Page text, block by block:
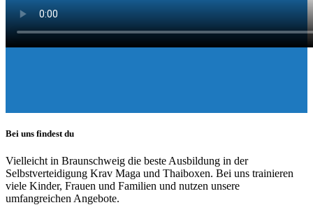
Bei uns findest du
Vielleicht in Braunschweig die beste Ausbildung in der
Selbstverteidigung Krav Maga und Thaiboxen. Bei uns trainieren
viele Kinder, Frauen und Familien und nutzen unsere
umfangreichen Angebote.